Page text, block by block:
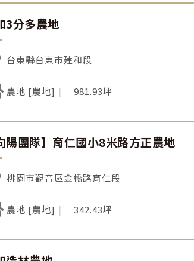
3分多農地
台東縣台東市建和段
農地 [農地] 981.93坪
陽團隊】育仁國小8米路方正農地
桃園市觀音區金橋路育仁段
農地 [農地] 342.43坪